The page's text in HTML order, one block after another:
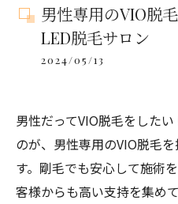
男性専用のVIO脱
LED脱毛サロン
2024/05/13
男性だってVIO脱毛をした
のが、男性専用のVIO脱毛
す。剛毛でも安心して施術
客様からも高い支持を集め